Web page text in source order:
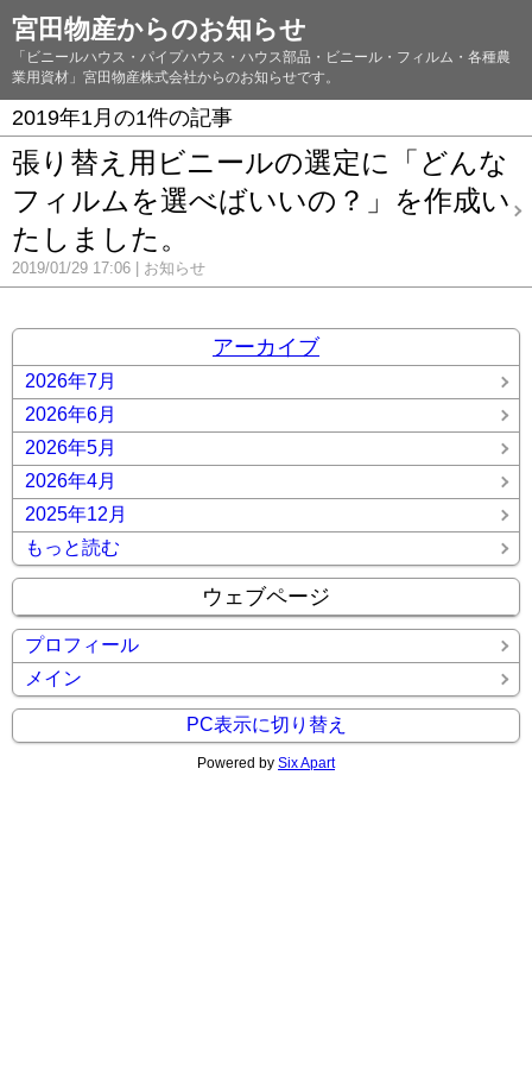
宮田物産からのお知らせ
「ビニールハウス・パイプハウス・ハウス部品・ビニール・フィルム・各種農
業用資材」宮田物産株式会社からのお知らせです。
2019年1月の1件の記事
張り替え用ビニールの選定に「どんな
フィルムを選べばいいの？」を作成い
たしました。
2019/01/29 17:06 お知らせ
アーカイブ
2026年7月
2026年6月
2026年5月
2026年4月
2025年12月
もっと読む
ウェブページ
プロフィール
メイン
PC表示に切り替え
Powered by Six Apart